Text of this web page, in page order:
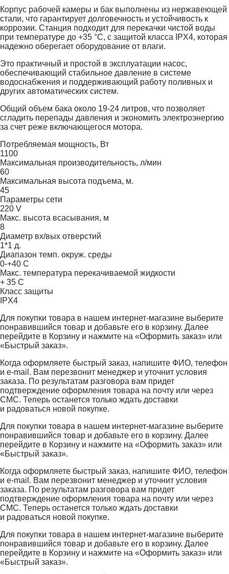
Корпус рабочей камеры и бак выполнены из нержавеющей
стали, что гарантирует долговечность и устойчивость к
коррозии. Станция подходит для перекачки чистой воды
при температуре до +35 °C, с защитой класса IPX4, которая
надежно оберегает оборудование от влаги.
Это практичный и простой в эксплуатации насос,
обеспечивающий стабильное давление в системе
водоснабжения и поддерживающий работу поливных и
других автоматических систем.
Общий объем бака около 19-24 литров, что позволяет
сгладить перепады давления и экономить электроэнергию
за счет реже включающегося мотора.
Потребляемая мощность, Вт
1100
Максимальная производительность, л/мин
60
Максимальная высота подъема, м.
45
Параметры сети
220 V
Макс. высота всасывания, м
8
Диаметр вх/вых отверстий
1*1 д.
Диапазон темп. окруж. среды
0-+40 С
Макс. температура перекачиваемой жидкости
+ 35 С
Класс защиты
IPX4
Для покупки товара в нашем интернет-магазине выберите
понравившийся товар и добавьте его в корзину. Далее
перейдите в Корзину и нажмите на «Оформить заказ» или
«Быстрый заказ».
Когда оформляете быстрый заказ, напишите ФИО, телефон
и e-mail. Вам перезвонит менеджер и уточнит условия
заказа. По результатам разговора вам придет
подтверждение оформления товара на почту или через
СМС. Теперь останется только ждать доставки
и радоваться новой покупке.
Для покупки товара в нашем интернет-магазине выберите
понравившийся товар и добавьте его в корзину. Далее
перейдите в Корзину и нажмите на «Оформить заказ» или
«Быстрый заказ».
Когда оформляете быстрый заказ, напишите ФИО, телефон
и e-mail. Вам перезвонит менеджер и уточнит условия
заказа. По результатам разговора вам придет
подтверждение оформления товара на почту или через
СМС. Теперь останется только ждать доставки
и радоваться новой покупке.
Для покупки товара в нашем интернет-магазине выберите
понравившийся товар и добавьте его в корзину. Далее
перейдите в Корзину и нажмите на «Оформить заказ» или
«Быстрый заказ».